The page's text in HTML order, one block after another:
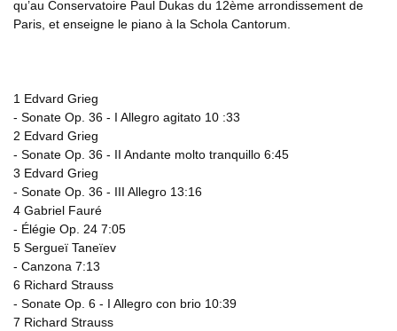
qu’au Conservatoire Paul Dukas du 12ème arrondissement de
Paris, et enseigne le piano à la Schola Cantorum.
1 Edvard Grieg
- Sonate Op. 36 - I Allegro agitato 10 :33
2 Edvard Grieg
- Sonate Op. 36 - II Andante molto tranquillo 6:45
3 Edvard Grieg
- Sonate Op. 36 - III Allegro 13:16
4 Gabriel Fauré
- Élégie Op. 24 7:05
5 Sergueï Taneïev
- Canzona 7:13
6 Richard Strauss
- Sonate Op. 6 - I Allegro con brio 10:39
7 Richard Strauss